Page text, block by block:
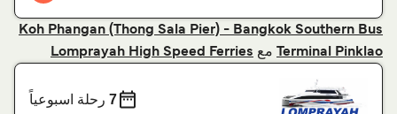
Koh Phangan (Thong Sala Pier) - Bangkok Southern Bus
Terminal PinklaoمعLomprayah High Speed Ferries
7رحلة اسبوعياً